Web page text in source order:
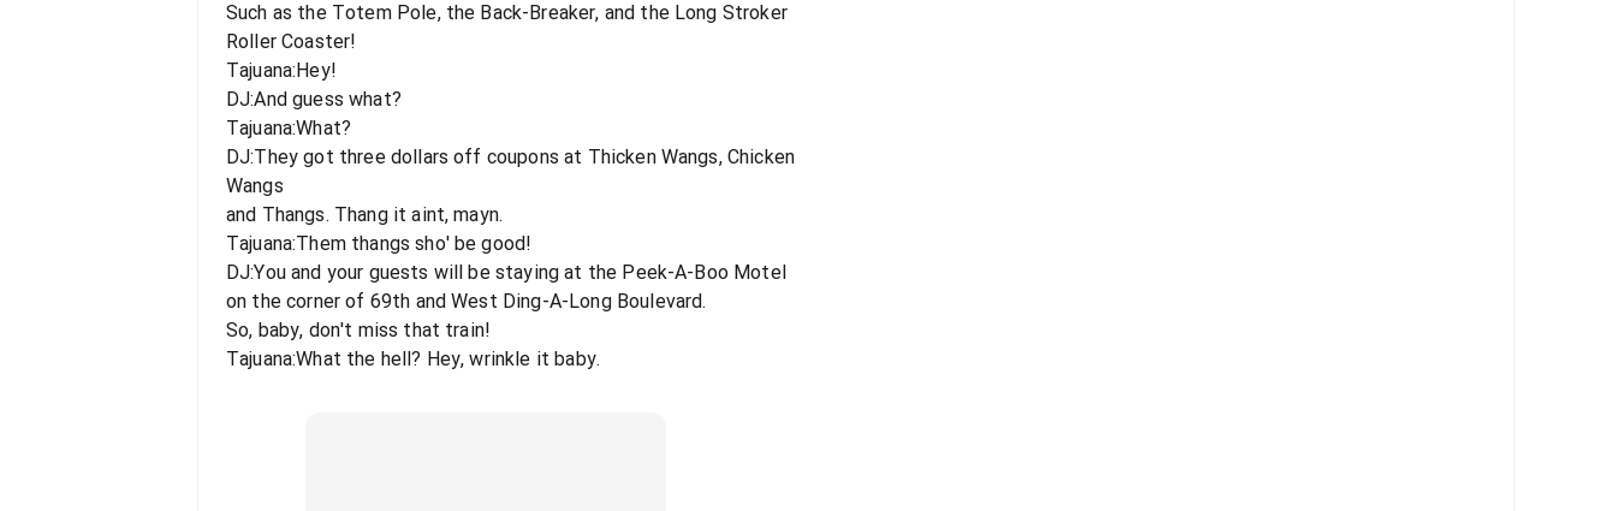
Such as the Totem Pole, the Back-Breaker, and the Long Stroker
Roller Coaster!
Tajuana:Hey!
DJ:And guess what?
Tajuana:What?
DJ:They got three dollars off coupons at Thicken Wangs, Chicken
Wangs
and Thangs. Thang it aint, mayn.
Tajuana:Them thangs sho' be good!
DJ:You and your guests will be staying at the Peek-A-Boo Motel
on the corner of 69th and West Ding-A-Long Boulevard.
So, baby, don't miss that train!
Tajuana:What the hell? Hey, wrinkle it baby.